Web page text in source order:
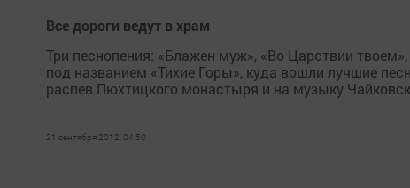
Все дороги ведут в храм
Три песнопения: «Блажен муж», «Во Царствии
под названием «Тихие Горы», куда вошли лучшие
распев Пюхтицкого монастыря и на музыку
21 сентября 2012, 04:50